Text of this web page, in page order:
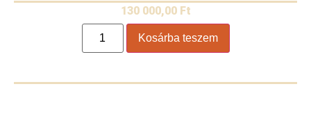
130 000,00 Ft
Kosárba teszem